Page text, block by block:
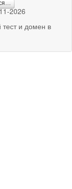
2026
и домен в